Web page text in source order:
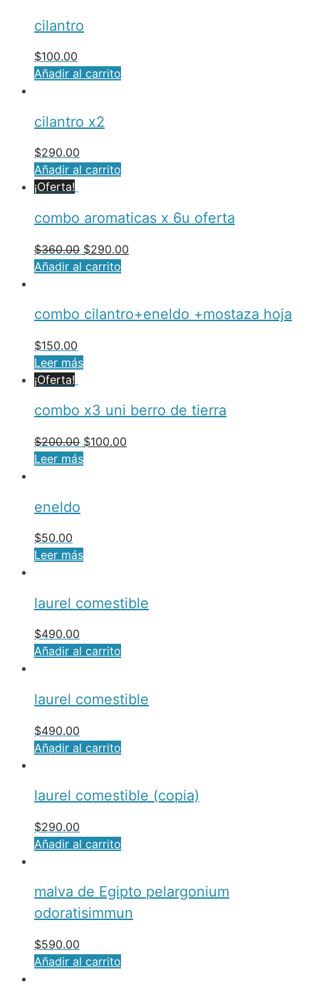
cilantro
$100.00
Añadir al carrito
cilantro x2
$290.00
Añadir al carrito
¡Oferta!
combo aromaticas x 6u oferta
$360.00 $290.00
Añadir al carrito
combo cilantro+eneldo +mostaza hoja
$150.00
Leer más
¡Oferta!
combo x3 uni berro de tierra
$200.00 $100.00
Leer más
eneldo
$50.00
Leer más
laurel comestible
$490.00
Añadir al carrito
laurel comestible
$490.00
Añadir al carrito
laurel comestible (copia)
$290.00
Añadir al carrito
malva de Egipto pelargonium
odoratisimmun
$590.00
Añadir al carrito